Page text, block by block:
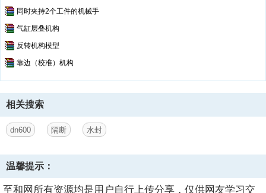
同时夹持2个工件的机械手
气缸层叠机构
反转机构模型
靠边（校准）机构
相关搜索
dn600 隔断 水封
温馨提示：
至和网所有资源均是用户自行上传分享，仅供网友学习交